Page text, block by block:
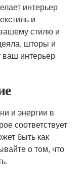
интерьер
и
стилю и
шторы и
ваш интерьер
и энергии в
соответствует
быть как
о том, что